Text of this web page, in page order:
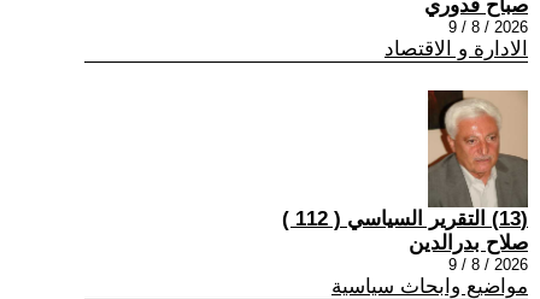
صباح قدوري
2026 / 8 / 9
الادارة و الاقتصاد
(13) التقرير السياسي ( 112 )
صلاح بدرالدين
2026 / 8 / 9
مواضيع وابحاث سياسية